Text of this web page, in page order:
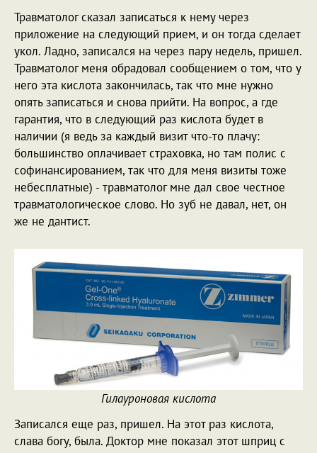
Травматолог сказал записаться к нему через
приложение на следующий прием, и он тогда сделает
укол. Ладно, записался на через пару недель, пришел.
Травматолог меня обрадовал сообщением о том, что у
него эта кислота закончилась, так что мне нужно
опять записаться и снова прийти. На вопрос, а где
гарантия, что в следующий раз кислота будет в
наличии (я ведь за каждый визит что-то плачу:
большинство оплачивает страховка, но там полис с
софинансированием, так что для меня визиты тоже
небесплатные) - травматолог мне дал свое честное
травматологическое слово. Но зуб не давал, нет, он
же не дантист.
Гилауроновая кислота
Записался еще раз, пришел. На этот раз кислота,
слава богу, была. Доктор мне показал этот шприц с